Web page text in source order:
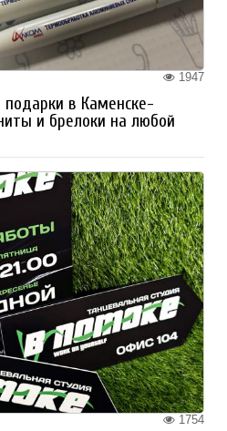
1947
в Каменске-
и брелоки на любой
1754